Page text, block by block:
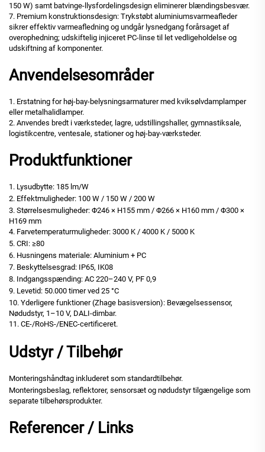
150 W) samt batvinge-llysfordelingsdesign eliminerer blændingsbesvær.
7. Premium konstruktionsdesign: Trykstøbt aluminiumsvarmeafleder
sikrer effektiv varmeafledning og undgår lysnedgang forårsaget af
overophedning; udskiftelig injiceret PC-linse til let vedligeholdelse og
udskiftning af komponenter.
Anvendelsesområder
1. Erstatning for høj-bay-belysningsarmaturer med kviksølvdamplamper
eller metalhalidlamper.
2. Anvendes bredt i værksteder, lagre, udstillingshaller, gymnastiksale,
logistikcentre, ventesale, stationer og høj-bay-værksteder.
Produktfunktioner
1. Lysudbytte: 185 lm/W
2. Effektmuligheder: 100 W / 150 W / 200 W
3. Størrelsesmuligheder: Φ246 × H155 mm / Φ266 × H160 mm / Φ300 ×
H169 mm
4. Farvetemperaturmuligheder: 3000 K / 4000 K / 5000 K
5. CRI: ≥80
6. Husningens materiale: Aluminium + PC
7. Beskyttelsesgrad: IP65, IK08
8. Indgangsspænding: AC 220–240 V, PF 0,9
9. Levetid: 50.000 timer ved 25 °C
10. Yderligere funktioner (Zhage basisversion): Bevægelsessensor,
Nødudstyr, 1–10 V, DALI-dimbar.
11. CE-/RoHS-/ENEC-certificeret.
Udstyr / Tilbehør
Monteringshåndtag inkluderet som standardtilbehør.
Monteringsbeslag, reflektorer, sensorsæt og nødudstyr tilgængelige som
separate tilbehørsprodukter.
Referencer / Links